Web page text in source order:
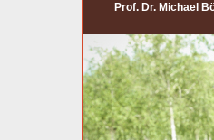
Prof. Dr. Michael